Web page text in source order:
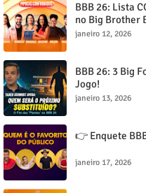
BBB 26: Lista
no Big Brother
janeiro 12, 2026
BBB 26: 3 Big
Jogo!
janeiro 13, 2026
👉 Enquete
janeiro 17, 2026